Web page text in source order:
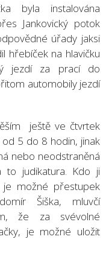
byla instalována
Jankovický potok
úřady jaksi
hřebíček na hlavičku
jezdí za prací do
automobily jezdí
ještě ve čtvrtek
5 do 8 hodin, jinak
nebo neodstraněná
to judikatura. Kdo ji
je možné přestupek
Šiška, mluvčí
že za svévolné
je možné uložit